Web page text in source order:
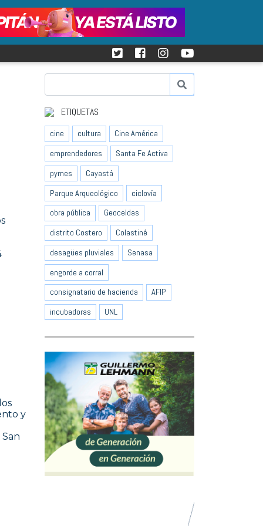
y
ETIQUETAS
cine cultura
Cine América
emprendedores
Santa Fe Activa
pymes
Cayastá
Parque Arqueológico
ciclovía
obra pública
Geoceldas
distrito Costero
Colastiné
desagües pluviales
Senasa
engorde a corral
consignatario de hacienda
AFIP
incubadoras
UNL